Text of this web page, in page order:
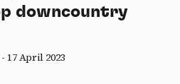
downcountry
- 17 April 2023